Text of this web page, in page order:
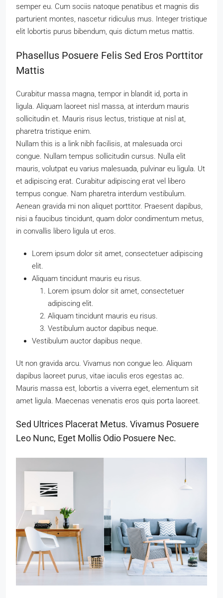
semper eu. Cum sociis natoque penatibus et magnis dis
parturient montes, nascetur ridiculus mus. Integer tristique
elit lobortis purus bibendum, quis dictum metus mattis.
Phasellus Posuere Felis Sed Eros Porttitor
Mattis
Curabitur massa magna, tempor in blandit id, porta in
ligula. Aliquam laoreet nisl massa, at interdum mauris
sollicitudin et. Mauris risus lectus, tristique at nisl at,
pharetra tristique enim.
Nullam this is a link nibh facilisis, at malesuada orci
congue. Nullam tempus sollicitudin cursus. Nulla elit
mauris, volutpat eu varius malesuada, pulvinar eu ligula. Ut
et adipiscing erat. Curabitur adipiscing erat vel libero
tempus congue. Nam pharetra interdum vestibulum.
Aenean gravida mi non aliquet porttitor. Praesent dapibus,
nisi a faucibus tincidunt, quam dolor condimentum metus,
in convallis libero ligula ut eros.
Lorem ipsum dolor sit amet, consectetuer adipiscing
elit.
Aliquam tincidunt mauris eu risus.
Lorem ipsum dolor sit amet, consectetuer
adipiscing elit.
Aliquam tincidunt mauris eu risus.
Vestibulum auctor dapibus neque.
Vestibulum auctor dapibus neque.
Ut non gravida arcu. Vivamus non congue leo. Aliquam
dapibus laoreet purus, vitae iaculis eros egestas ac.
Mauris massa est, lobortis a viverra eget, elementum sit
amet ligula. Maecenas venenatis eros quis porta laoreet.
Sed Ultrices Placerat Metus. Vivamus Posuere
Leo Nunc, Eget Mollis Odio Posuere Nec.